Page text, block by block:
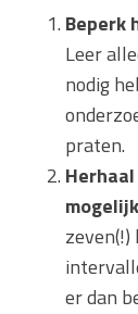
Beperk
Leer
nodig
praten.
er dan